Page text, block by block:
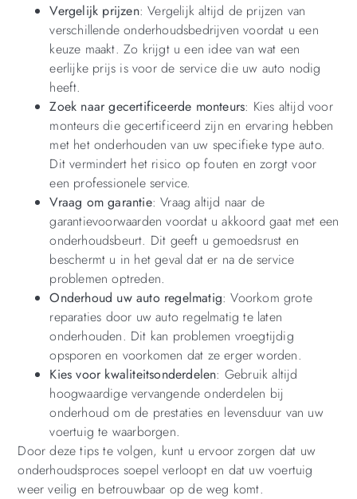
Vergelijk prijzen: Vergelijk altijd de prijzen van
verschillende onderhoudsbedrijven voordat u een
keuze maakt. Zo krijgt u een idee van wat een
eerlijke prijs is voor de service die uw auto nodig
heeft.
Zoek naar gecertificeerde monteurs: Kies altijd voor
monteurs die gecertificeerd zijn en ervaring hebben
met het onderhouden van uw specifieke type auto.
Dit vermindert het risico op fouten en zorgt voor
een professionele service.
Vraag om garantie: Vraag altijd naar de
garantievoorwaarden voordat u akkoord gaat met een
onderhoudsbeurt. Dit geeft u gemoedsrust en
beschermt u in het geval dat er na de service
problemen optreden.
Onderhoud uw auto regelmatig: Voorkom grote
reparaties door uw auto regelmatig te laten
onderhouden. Dit kan problemen vroegtijdig
opsporen en voorkomen dat ze erger worden.
Kies voor kwaliteitsonderdelen: Gebruik altijd
hoogwaardige vervangende onderdelen bij
onderhoud om de prestaties en levensduur van uw
voertuig te waarborgen.
Door deze tips te volgen, kunt u ervoor zorgen dat uw
onderhoudsproces soepel verloopt en dat uw voertuig
weer veilig en betrouwbaar op de weg komt.